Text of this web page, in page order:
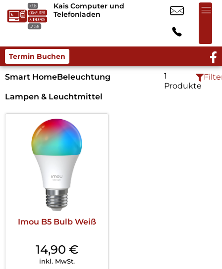
Kais Computer und
Telefonladen
Termin Buchen
Smart HomeBeleuchtung
Lampen & Leuchtmittel
1
Produkte
Imou B5 Bulb Weiß
14,90 €
inkl. MwSt.